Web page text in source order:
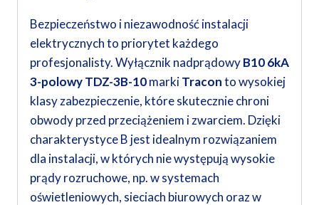
Bezpieczeństwo i niezawodność instalacji
elektrycznych to priorytet każdego
profesjonalisty. Wyłącznik nadprądowyB10 6kA
3-polowy TDZ-3B-10markiTraconto wysokiej
klasy zabezpieczenie, które skutecznie chroni
obwody przed przeciążeniem i zwarciem. Dzięki
charakterystyce B jest idealnym rozwiązaniem
dla instalacji, w których nie występują wysokie
prądy rozruchowe, np. w systemach
oświetleniowych, sieciach biurowych oraz w